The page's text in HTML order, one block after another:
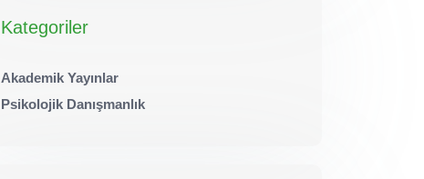
Kategoriler
Akademik Yayınlar
Psikolojik Danışmanlık